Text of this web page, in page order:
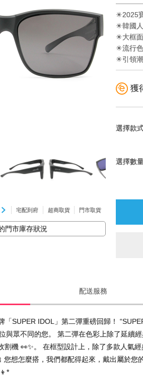
宅配到府 超商取貨 門市取貨
門市庫存狀況
☀2025
☀韓國
☀大框
☀流行
☀引領
獲
選擇款
選擇數
配送服務
「SUPER IDOL」第二彈重磅回歸！
與眾不同的您。 第二彈在色彩上除了延續
割機 👀✨。 在框型設計上，除了多款人氣
您想怎麼搭，我們都配得起來，戴出屬於